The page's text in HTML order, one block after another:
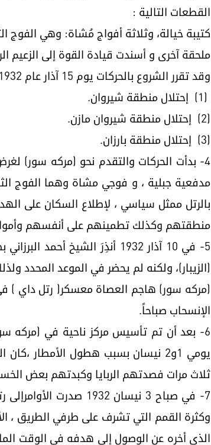
القطعات التالية :
كتيبة خيالة، وثلاثة أفواج مُشاة: وهي الفوج
ملحقة آخرى و أسندت قيادة القوة إلى الزعيم
وقد تقرر الشروع بالحركات يوم 15 آذار عام 1932 على أن يجري العمل بثلاثة محاور:
(1) إحتلال منطقة شيروان.
(2) إحتلال منطقة شيروان مازن.
(3) إحتلال منطقة بارزان.
4- بدأت الحركات والتقدم نحو (مركه سور)
مدفعية جبلية ، و فوجي مشاة وهما الفوج
بالرتل ممثل سياسي ، لإطلاع السكان على
منطقتهم وكذلك تطمينهم على أنفسهم
الإنسحاب صباحاً.
ثلاث مرات فصدتهم الربايا وكبدتهم بعض
7- في صباح 3 نيسان
وكثرة القمم التي تشرف على طرفي الطريق ،
الذي أخره عن الوصول إلى هدفه في الوقت